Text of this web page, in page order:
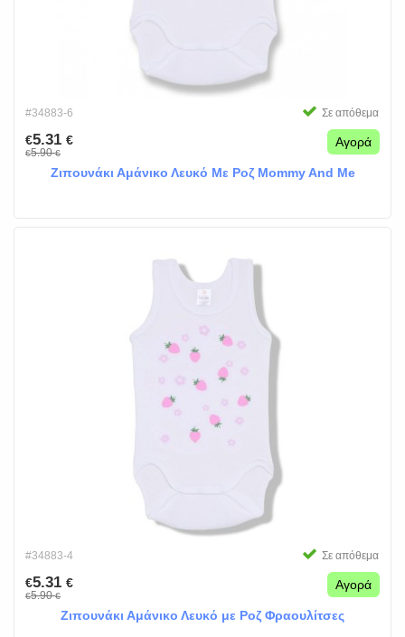
#34883-6 Σε απόθεμα
€5.31 €
€5.90€
Αγορά
Ζιπουνάκι Αμάνικο Λευκό Με Ροζ Mommy And Me
#34883-4 Σε απόθεμα
€5.31 €
€5.90€
Αγορά
Ζιπουνάκι Αμάνικο Λευκό με Ροζ Φραουλίτσες